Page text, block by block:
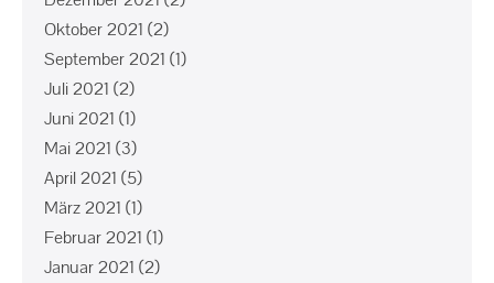
Oktober 2021 (2)
September 2021 (1)
Juli 2021 (2)
Juni 2021 (1)
Mai 2021 (3)
April 2021 (5)
März 2021 (1)
Februar 2021 (1)
Januar 2021 (2)